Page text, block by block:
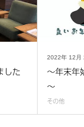
した
2022年 12月
～年末年
～
その他